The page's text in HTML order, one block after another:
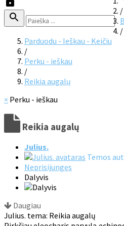
/
/
Parduodu - Ieškau - Keičiu
/
Perku - ieškau
/
Reikia augalų
× Perku - ieškau
Reikia augalų
Julius.
Temos
Neprisijungęs
Dalyvis
Daugiau
Julius. tema: Reikia augalų